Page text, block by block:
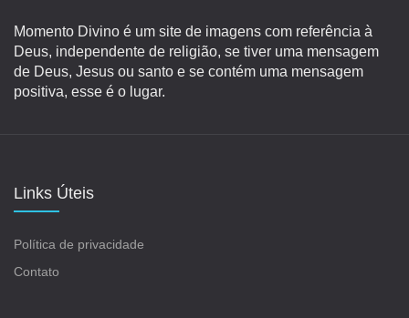
Momento Divino é um site de imagens com referência à
Deus, independente de religião, se tiver uma mensagem
de Deus, Jesus ou santo e se contém uma mensagem
positiva, esse é o lugar.
Links Úteis
Política de privacidade
Contato